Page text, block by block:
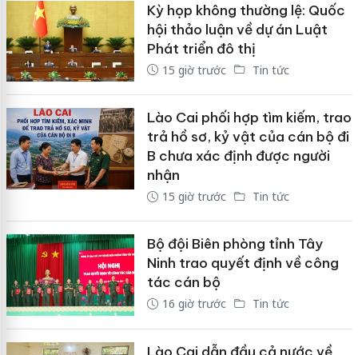
Kỳ họp không thường lệ: Quốc
hội thảo luận về dự án Luật
Phát triển đô thị
15 giờ trước Tin tức
Lào Cai phối hợp tìm kiếm, trao
trả hồ sơ, kỷ vật của cán bộ đi
B chưa xác định được người
nhận
15 giờ trước Tin tức
Bộ đội Biên phòng tỉnh Tây
Ninh trao quyết định về công
tác cán bộ
16 giờ trước Tin tức